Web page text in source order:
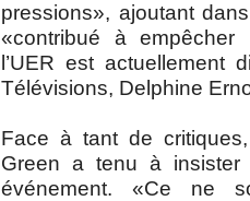
pressions», ajoutant
«contribué à empêcher
l’UER est actuellement
Télévisions, Delphine
Face à tant de
Green a tenu à
événement. «Ce ne